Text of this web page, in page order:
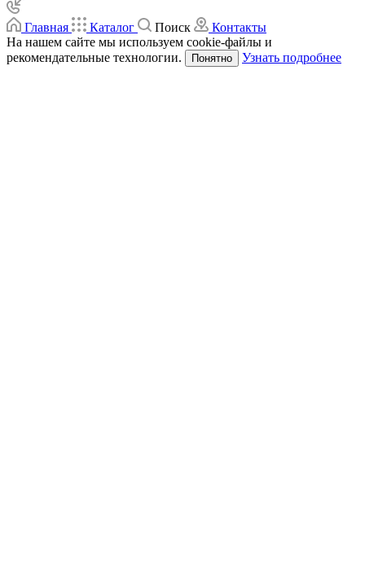
Главная Каталог Поиск
Контакты
На нашем сайте мы используем cookie-файлы и
рекомендательные технологии.
Понятно Узнать подробнее